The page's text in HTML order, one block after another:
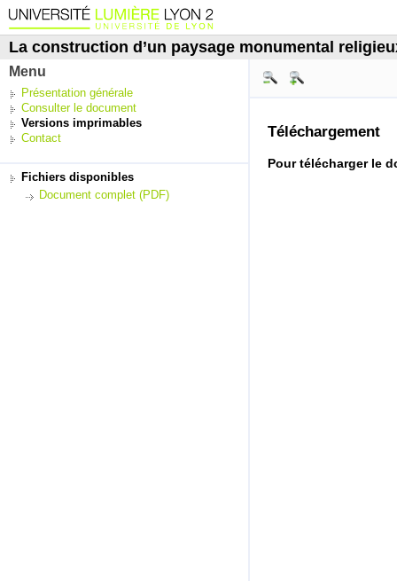
La construction d’un paysage monumental
Menu
Présentation générale
Consulter le document
Versions imprimables
Contact
Fichiers disponibles
Document complet (PDF)
Téléchargement
Pour télécharger le